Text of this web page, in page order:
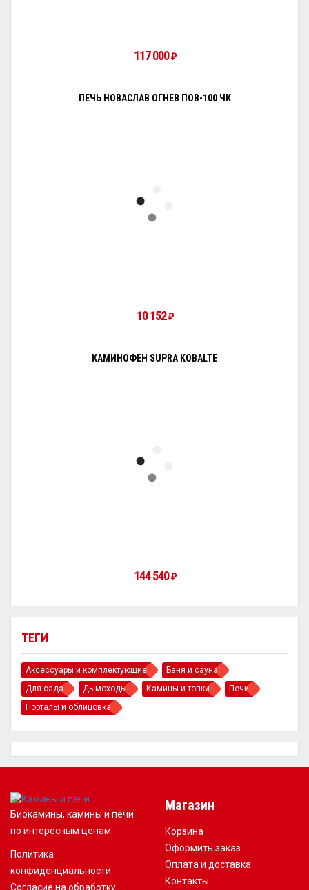
ТЕГИ
Аксессуары и комплектующие
Баня и сауна
Для сада
Дымоходы Камины и топки
Печи
Порталы и облицовка
117 000₽
ПЕЧЬ НОВАСЛАВ ОГНЕВ ПОВ-100 ЧК
10 152₽
КАМИНОФЕН SUPRA KOBALTE
144 540₽
Биокамины, камины и печи
по интересным ценам.
Политика
конфиденциальности
Согласие на обработку
Магазин
Корзина
Оформить заказ
Оплата и доставка
Контакты